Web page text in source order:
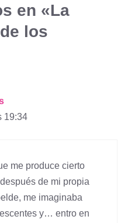
en «La
los
19:34
me produce cierto
de mi propia
me imaginaba
y… entro en